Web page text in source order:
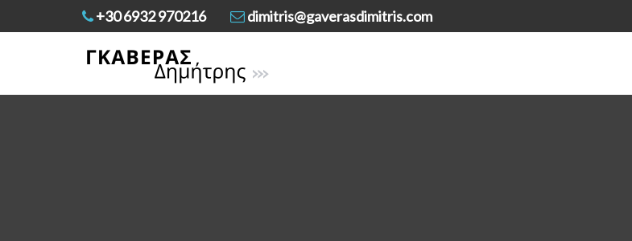
+30 6932 970216 dimitris@gaverasdimitris.com